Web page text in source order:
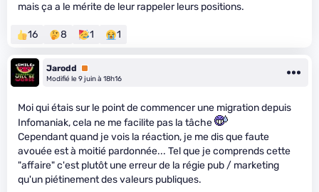
mais ça a le mérite de leur rappeler leurs positions.
16 8 1 1
Jarodd
Premium
Modifié le 9 juin à 18h16
Moi qui étais sur le point de commencer une migration depuis
Infomaniak, cela ne me facilite pas la tâche
Cependant quand je vois la réaction, je me dis que faute
avouée est à moitié pardonnée... Tel que je comprends cette
"affaire" c'est plutôt une erreur de la régie pub / marketing
qu'un piétinement des valeurs publiques.